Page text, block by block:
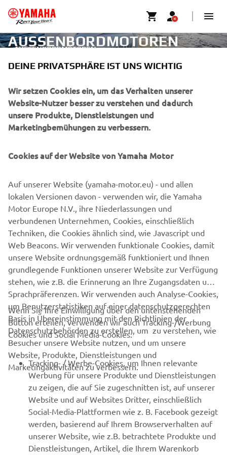
AUSSENBORDMOTOREN
AUSSENBORDMOTOREN
UNTERNEHMEN
B2B
NEWSLETTER
Erfahre als Erster von den neuesten Angeboten,
Sonderveranstaltungen, Neuerscheinungen und vielem mehr.
ABONNIEREN
Lesen Sie unsere Datenschutzrichtlinie, um zu erfahren, wie wir
Ihre persönlichen Daten verarbeiten:Datenschutzerklärung
Germany (German)
© Copyright - 2026 Yamaha Motor Europe N.V. - All Rights
Reserved
DEINE PRIVATSPHÄRE IST UNS WICHTIG
Wir setzen Cookies ein, um das Verhalten unserer
Website-Nutzer besser zu verstehen und dadurch
unsere Produkte, Dienstleistungen und
Marketingbemühungen zu verbessern.
Cookies auf der Website von Yamaha Motor
Auf unserer Website (yamaha-motor.eu) - und allen
lokalen Versionen davon - verwenden wir, die Yamaha
Motor Europe N.V., ihre Niederlassungen und
verbundenen Unternehmen, Cookies, einschließlich
Techniken, die Cookies ähnlich sind, wie Javascript und
Web Beacons. Wir verwenden funktionale Cookies, damit
unsere Website ordnungsgemäß funktioniert und Ihnen
grundlegende Funktionen unserer Website zur Verfügung
stehen, wie z.B. die Erinnerung an Ihre Zugangsdaten und
Sprachpräferenzen. Wir verwenden auch Analyse-Cookies,
um Benutzerstatistiken auf einer datenschutzgerechten
Basis in Übereinstimmung mit den Richtlinien der
Datenschutzbehörden zu erstellen, um zu verstehen, wie
Besucher unsere Website nutzen, und um unsere
Website, Produkte, Dienstleistungen und
Marketingaktivitäten zu verbessern.
Wenn Sie Ihre Einwilligung über den untenstehenden
Button erteilen, verwenden wir auch Tracking-/Werbung
Cookies und Social Media-Cookies:
Tracking- / Werbe-Cookies, um Ihnen relevante
Werbung für unsere Produkte und Dienstleistungen
zu zeigen, die auf Sie zugeschnitten ist, auf unserer
Website und auf Websites Dritter, einschließlich
Social-Media-Plattformen wie z. B. Facebook gezeigt
werden, basierend auf Ihrem Browserverhalten auf
unserer Website, wie z.B. betrachtete Produkte und
Dienstleistungen, Artikel, die Ihrem Warenkorb